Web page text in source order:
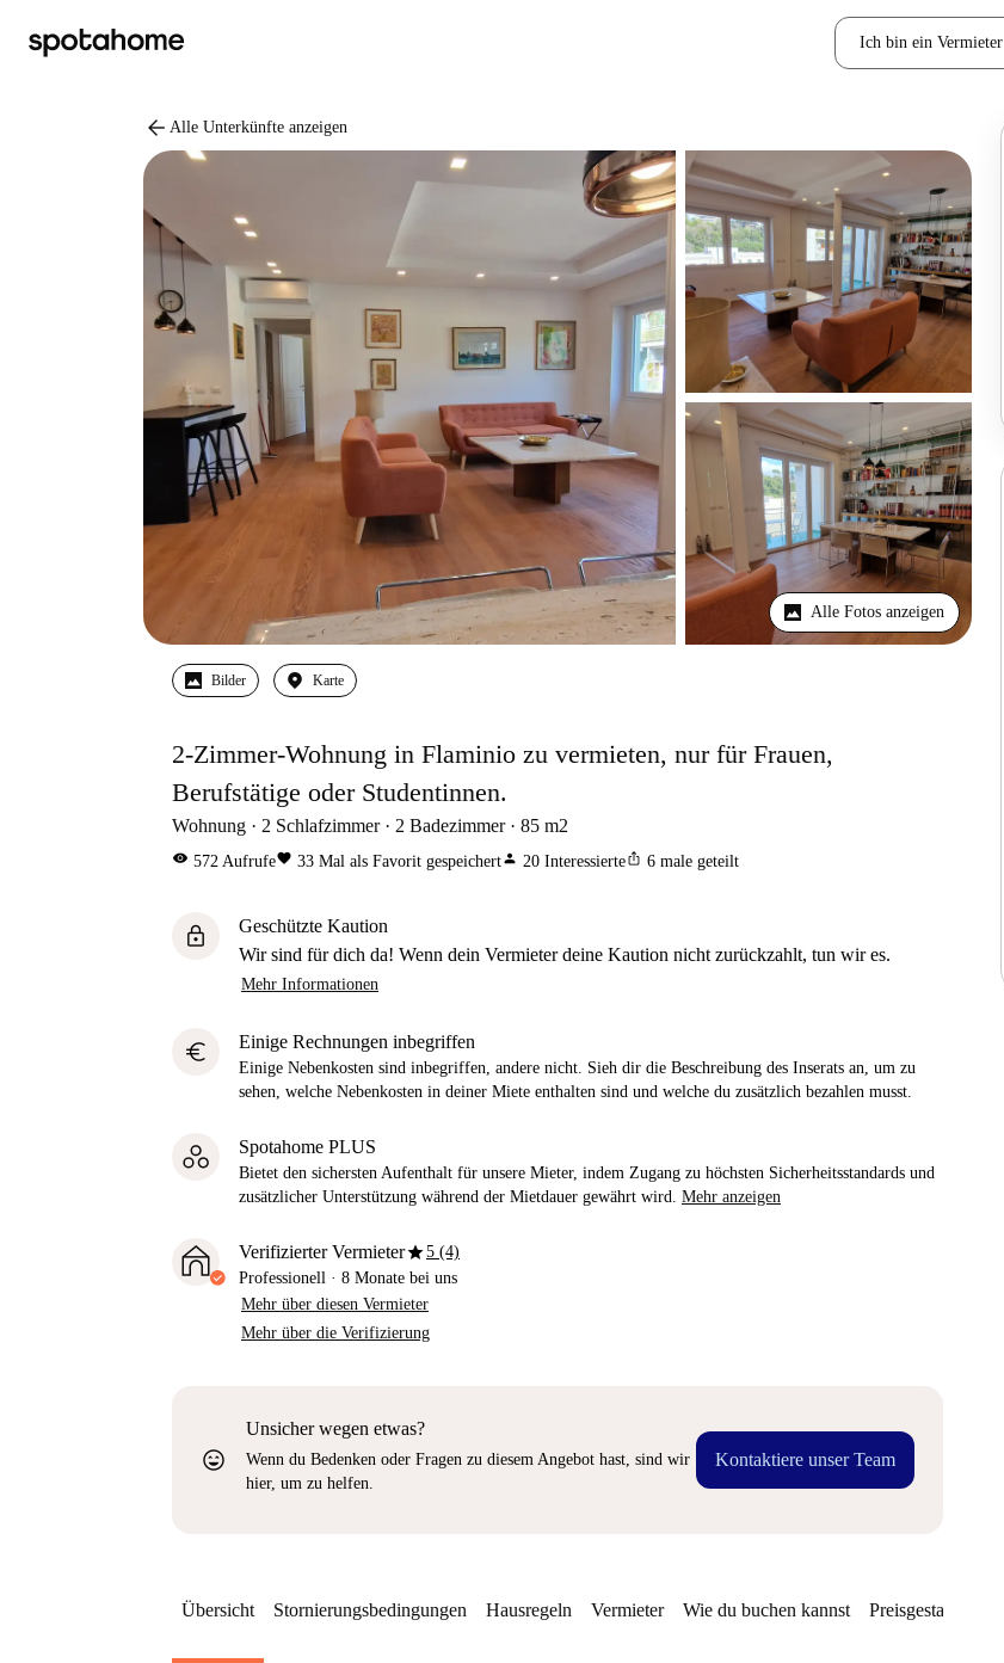
Ich bin ein Vermieter
arrow_back Alle Unterkünfte anzeigen
Alle Fotos anzeigen
Bilder Karte
2-Zimmer-Wohnung in Flaminio zu vermieten, nur für Frauen,
Berufstätige oder Studentinnen.
Wohnung 2 Schlafzimmer 2 Badezimmer 85 m2
visibility 572 Aufrufefavorite 33 Mal als Favorit gespeichertperson 20 Interessierteios_share 6 male geteilt
lock
Geschützte Kaution
Wir sind für dich da! Wenn dein Vermieter deine Kaution nicht zurückzahlt, tun wir es.
Mehr Informationen
euro Einige Rechnungen inbegriffen
Einige Nebenkosten sind inbegriffen, andere nicht. Sieh dir die Beschreibung des Inserats an, um zu
sehen, welche Nebenkosten in deiner Miete enthalten sind und welche du zusätzlich bezahlen musst.
Spotahome PLUS
Bietet den sichersten Aufenthalt für unsere Mieter, indem Zugang zu höchsten Sicherheitsstandards und
zusätzlicher Unterstützung während der Mietdauer gewährt wird. Mehr anzeigen
Verifizierter Vermieterstar5 (4)
Professionell · 8 Monate bei uns
Mehr über diesen Vermieter
Mehr über die Verifizierung
sentiment_very_satisfied
Unsicher wegen etwas?
Wenn du Bedenken oder Fragen zu diesem Angebot hast, sind wir
hier, um zu helfen.
Kontaktiere unser Team
Übersicht Stornierungsbedingungen Hausregeln Vermieter Wie du buchen kannst Preisgestaltung